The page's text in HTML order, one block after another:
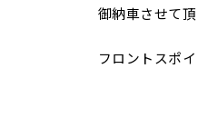
御納車させて頂
フロントスポ